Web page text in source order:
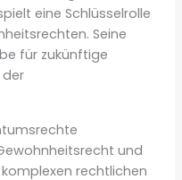
eine Schlüsselrolle
Seine
für zukünftige
der
und
rechtlichen